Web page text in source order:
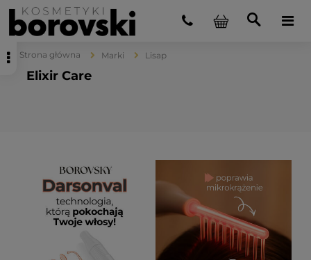
Strona główna Marki Lisap
Elixir Care